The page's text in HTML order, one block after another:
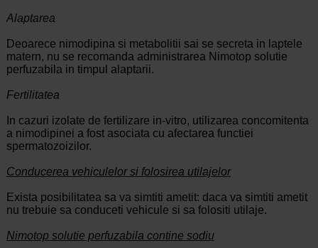
Alaptarea
Deoarece nimodipina si metabolitii sai se secreta in laptele
matern, nu se recomanda administrarea Nimotop solutie
perfuzabila in timpul alaptarii.
Fertilitatea
In cazuri izolate de fertilizare in-vitro, utilizarea concomitenta
a nimodipinei a fost asociata cu afectarea functiei
spermatozoizilor.
Conducerea vehiculelor si folosirea utilajelor
Exista posibilitatea sa va simtiti ametit: daca va simtiti ametit
nu trebuie sa conduceti vehicule si sa folositi utilaje.
Nimotop solutie perfuzabila contine sodiu